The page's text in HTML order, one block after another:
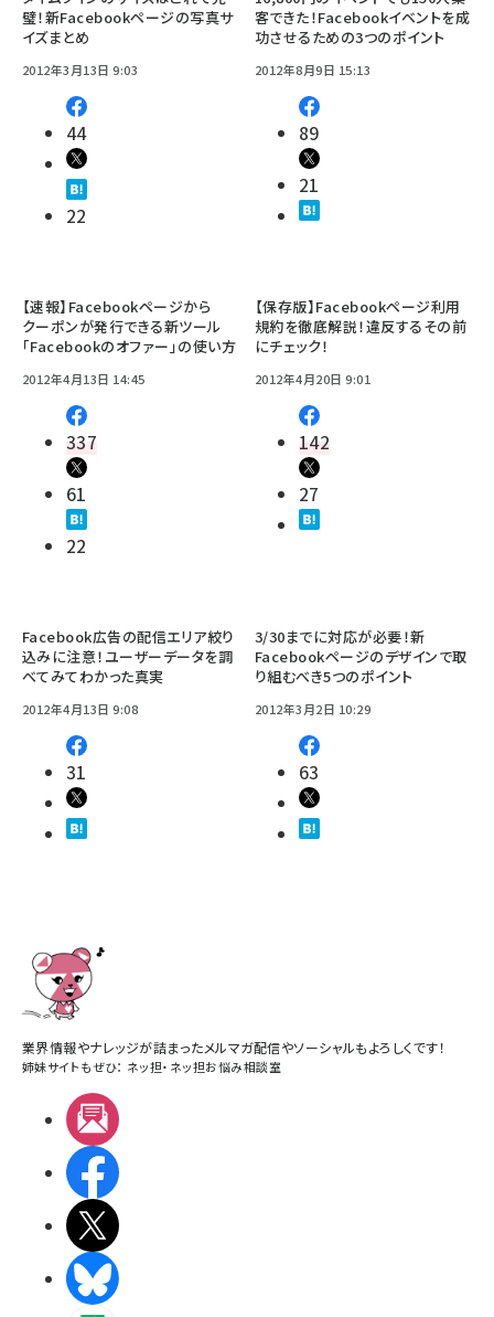
璧！新Facebookページの写真サ
イズまとめ
2012年3月13日 9:03
44
22
客できた！Facebookイベントを成
功させるための3つのポイント
2012年8月9日 15:13
89
21
【速報】Facebookページから
クーポンが発行できる新ツール
「Facebookのオファー」の使い方
2012年4月13日 14:45
337
61
22
【保存版】Facebookページ利用
規約を徹底解説！違反するその前
にチェック！
2012年4月20日 9:01
142
27
Facebook広告の配信エリア絞り
込みに注意！ユーザーデータを調
べてみてわかった真実
2012年4月13日 9:08
31
3/30までに対応が必要！新
Facebookページのデザインで取
り組むべき5つのポイント
2012年3月2日 10:29
63
業界情報やナレッジが詰まったメルマガ配信やソーシャルもよろしくです！
姉妹サイトもぜひ： ネッ担・ ネッ担お悩み相談室